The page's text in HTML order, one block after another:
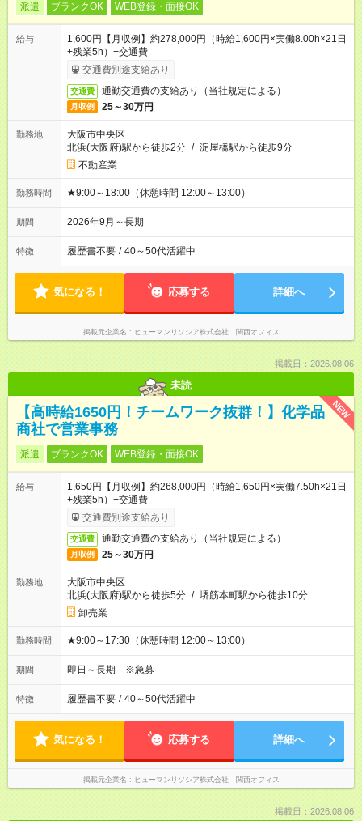
派遣 ブランクOK WEB登録・面接OK
給与
1,600円【月収例】約278,000円（時給1,600円×実働8.00h×21日
+残業5h）+交通費
交通費別途支給あり
交通費 通勤交通費の支給あり（当社規定による）
月収例 25～30万円
勤務地
大阪市中央区
北浜(大阪府)駅から徒歩2分 / 淀屋橋駅から徒歩9分
不動産業
勤務時間 ★9:00～18:00（休憩時間 12:00～13:00）
期間 2026年9月～長期
特徴 履歴書不要 / 40～50代活躍中
気になる！ 応募する 詳細へ
掲載元企業名 ヒューマンリソシア株式会社 関西オフィス
掲載日：2026.08.06
未読
NEW
【高時給1650円！チームワーク抜群！】化学品
商社で営業事務
派遣 ブランクOK WEB登録・面接OK
給与
1,650円【月収例】約268,000円（時給1,650円×実働7.50h×21日
+残業5h）+交通費
交通費別途支給あり
交通費 通勤交通費の支給あり（当社規定による）
月収例 25～30万円
勤務地
大阪市中央区
北浜(大阪府)駅から徒歩5分 / 堺筋本町駅から徒歩10分
卸売業
勤務時間 ★9:00～17:30（休憩時間 12:00～13:00）
期間 即日～長期 ※急募
特徴 履歴書不要 / 40～50代活躍中
気になる！ 応募する 詳細へ
掲載元企業名 ヒューマンリソシア株式会社 関西オフィス
掲載日：2026.08.06